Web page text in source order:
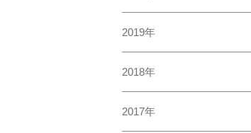
2019年
2018年
2017年